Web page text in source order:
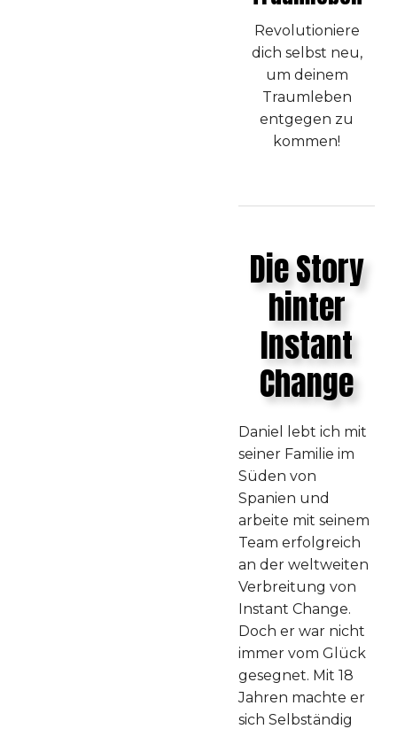
Revolutioniere
dich selbst neu,
um deinem
Traumleben
entgegen zu
kommen!
Die Story
hinter
Instant
Change
Daniel lebt ich mit
seiner Familie im
Süden von
Spanien und
arbeite mit seinem
Team erfolgreich
an der weltweiten
Verbreitung von
Instant Change.
Doch er war nicht
immer vom Glück
gesegnet. Mit 18
Jahren machte er
sich Selbständig